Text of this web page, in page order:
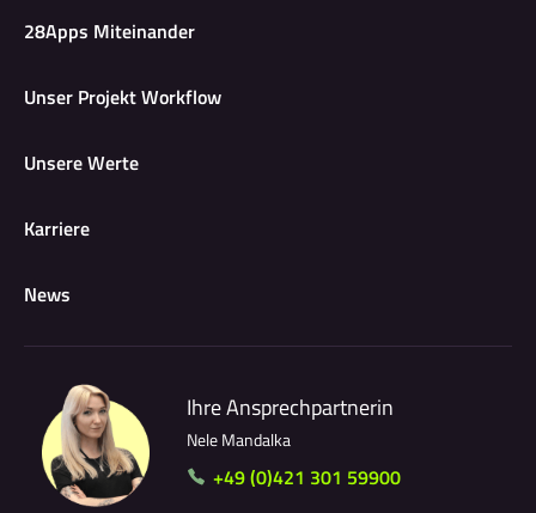
28Apps Miteinander
Unser Projekt Workflow
Unsere Werte
Karriere
News
Ihre Ansprechpartnerin
Nele Mandalka
+49 (0)421 301 59900